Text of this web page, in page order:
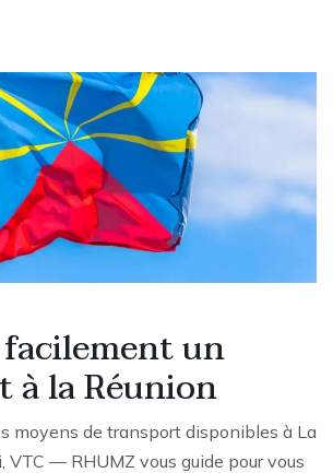
un
à la Réunion
moyens de transport disponibles à La
VTC — RHUMZ vous guide pour vous